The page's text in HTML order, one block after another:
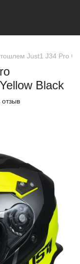
Just1 J34 Pro
Black
отзыв